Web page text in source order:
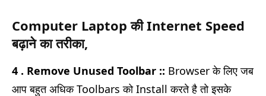
Computer Laptop की Internet Speed
बढ़ाने का तरीका,
4 . Remove Unused Toolbar :: Browser के लिए जब
आप बहुत अधिक Toolbars को Install करते है तो इसके